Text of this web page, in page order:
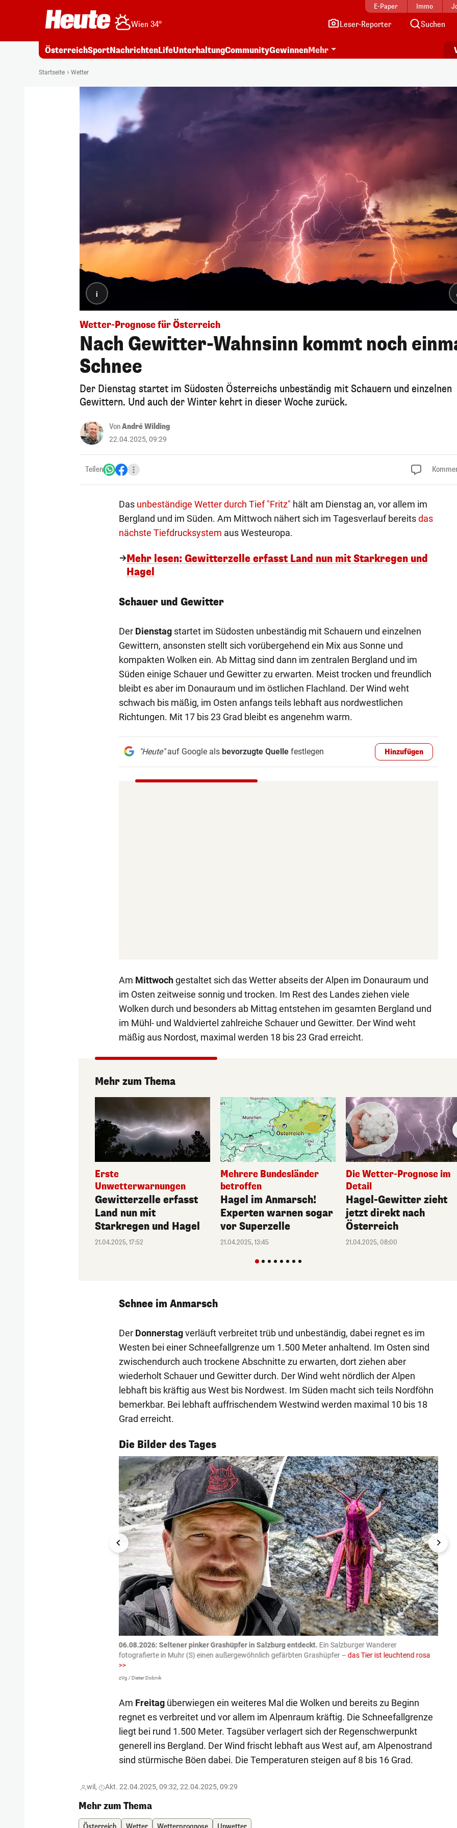
E-Paper Immo
Wien 34° Leser-Reporter Suchen
ÖsterreichSportNachrichtenLifeUnterhaltungCommunityGewinnenMehr
Startseite Wetter
i
Wetter-Prognose für Österreich
Nach Gewitter-Wahnsinn kommt noch
Schnee
Der Dienstag startet im Südosten Österreichs unbeständig mit Schauern und einzelnen
Gewittern. Und auch der Winter kehrt in dieser Woche zurück.
VonAndré Wilding
22.04.2025, 09:29
Teilen
Das unbeständige Wetter durch Tief "Fritz" hält am Dienstag an, vor allem im
Bergland und im Süden. Am Mittwoch nähert sich im Tagesverlauf bereitsdas
nächste Tiefdrucksystem aus Westeuropa.
Mehr lesen: Gewitterzelle erfasst Land nun mit Starkregen und
Hagel
Schauer und Gewitter
Der Dienstagstartet im Südosten unbeständig mit Schauern und einzelnen
Gewittern, ansonsten stellt sich vorübergehend ein Mix aus Sonne und
kompakten Wolken ein. Ab Mittag sind dann im zentralen Bergland und im
Süden einige Schauer und Gewitter zu erwarten. Meist trocken und freundlich
bleibt es aber im Donauraum und im östlichen Flachland. Der Wind weht
schwach bis mäßig, im Osten anfangs teils lebhaft aus nordwestlichen
Richtungen. Mit 17 bis 23 Grad bleibt es angenehm warm.
"Heute"auf Google als bevorzugte Quellefestlegen Hinzufügen
Am Mittwochgestaltet sich das Wetter abseits der Alpen im Donauraum und
im Osten zeitweise sonnig und trocken. Im Rest des Landes ziehen viele
Wolken durch und besonders ab Mittag entstehen im gesamten Bergland und
im Mühl- und Waldviertel zahlreiche Schauer und Gewitter. Der Wind weht
mäßig aus Nordost, maximal werden 18 bis 23 Grad erreicht.
Mehr zum Thema
Erste
Unwetterwarnungen
Gewitterzelle erfasst
Land nun mit
Starkregen und Hagel
21.04.2025, 17:52
Mehrere Bundesländer
betroffen
Hagel im Anmarsch!
Experten warnen sogar
vor Superzelle
21.04.2025, 13:45
Die Wetter-Prognose im
Detail
Hagel-Gewitter zieht
jetzt direkt nach
Österreich
21.04.2025, 08:00
Schnee im Anmarsch
Der Donnerstagverläuft verbreitet trüb und unbeständig, dabei regnet es im
Westen bei einer Schneefallgrenze um 1.500 Meter anhaltend. Im Osten sind
zwischendurch auch trockene Abschnitte zu erwarten, dort ziehen aber
wiederholt Schauer und Gewitter durch. Der Wind weht nördlich der Alpen
lebhaft bis kräftig aus West bis Nordwest. Im Süden macht sich teils Nordföhn
bemerkbar. Bei lebhaft auffrischendem Westwind werden maximal 10 bis 18
Grad erreicht.
Die Bilder des Tages
1/54
06.08.2026: Seltener pinker Grashüpfer in Salzburg entdeckt. Ein Salzburger Wanderer
fotografierte in Muhr (S) einen außergewöhnlich gefärbten Grashüpfer – das Tier ist leuchtend rosa
>>
zVg / Dieter Dobnik
Am Freitagüberwiegen ein weiteres Mal die Wolken und bereits zu Beginn
regnet es verbreitet und vor allem im Alpenraum kräftig. Die Schneefallgrenze
liegt bei rund 1.500 Meter. Tagsüber verlagert sich der Regenschwerpunkt
generell ins Bergland. Der Wind frischt lebhaft aus West auf, am Alpenostrand
sind stürmische Böen dabei. Die Temperaturen steigen auf 8 bis 16 Grad.
wil, Akt. 22.04.2025, 09:32, 22.04.2025, 09:29
Mehr zum Thema